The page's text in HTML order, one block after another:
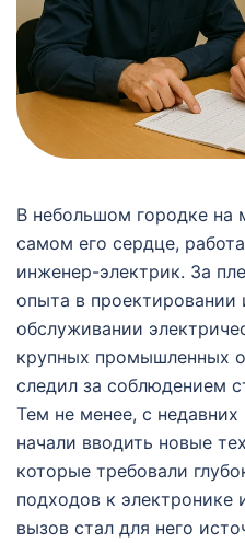
В небольшом городке на
самом его сердце,
инженер-электрик. За
опыта в проектировании
обслуживании
крупных промышленных
следил за соблюдением
Тем не менее, с
начали вводить новые
которые требовали
подходов к электронике
вызов стал для него